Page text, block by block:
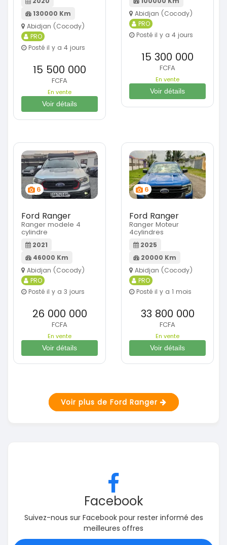
130000 Km
Abidjan (Cocody)
PRO
Posté il y a 4 jours
15 500 000
FCFA
En vente
Voir détails
Abidjan (Cocody)
PRO
Posté il y a 4 jours
15 300 000
FCFA
En vente
Voir détails
6
Ford Ranger
Ranger modele 4
cylindre
2021
46000 Km
Abidjan (Cocody)
PRO
Posté il y a 3 jours
26 000 000
FCFA
En vente
Voir détails
6
Ford Ranger
Ranger Moteur
4cylindres
2025
20000 Km
Abidjan (Cocody)
PRO
Posté il y a 1 mois
33 800 000
FCFA
En vente
Voir détails
Voir plus de Ford Ranger
Facebook
Suivez-nous sur Facebook pour rester informé des
meilleures offres